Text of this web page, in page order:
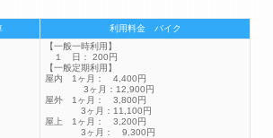
利用料金 バイク
【一般一時利用】
１ 日： 200円
【一般定期利用】
屋内 1ヶ月： 4,400円
3ヶ月：12,900円
屋外 1ヶ月： 3,800円
3ヶ月：11,100円
屋上 1ヶ月： 3,200円
3ヶ月： 9,300円